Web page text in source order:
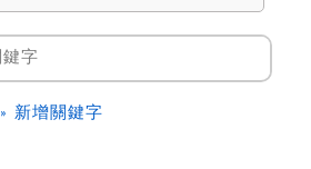
» 新增關鍵字